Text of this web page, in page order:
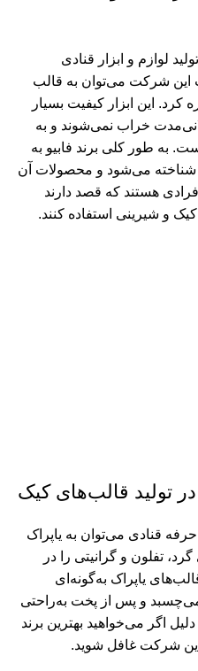
لوازم و ابزار قنادی
این شرکت می‌توان به قالب
کرد. این ابزار کیفیت بسیار
خراب نمی‌شوند و به
به طور کلی برند فابیو به
شناخته می‌شود و محصولات آن
هستند که قصد دارند
و شیرینی استفاده کنند.
قنادی می‌توان به یاپراک
تفلون و گرانیتی را در
یاپراک به‌گونه‌ای
و پس از پخت به‌راحتی
اگر می‌خواهید بهترین برند
این شرکت غافل شوید.